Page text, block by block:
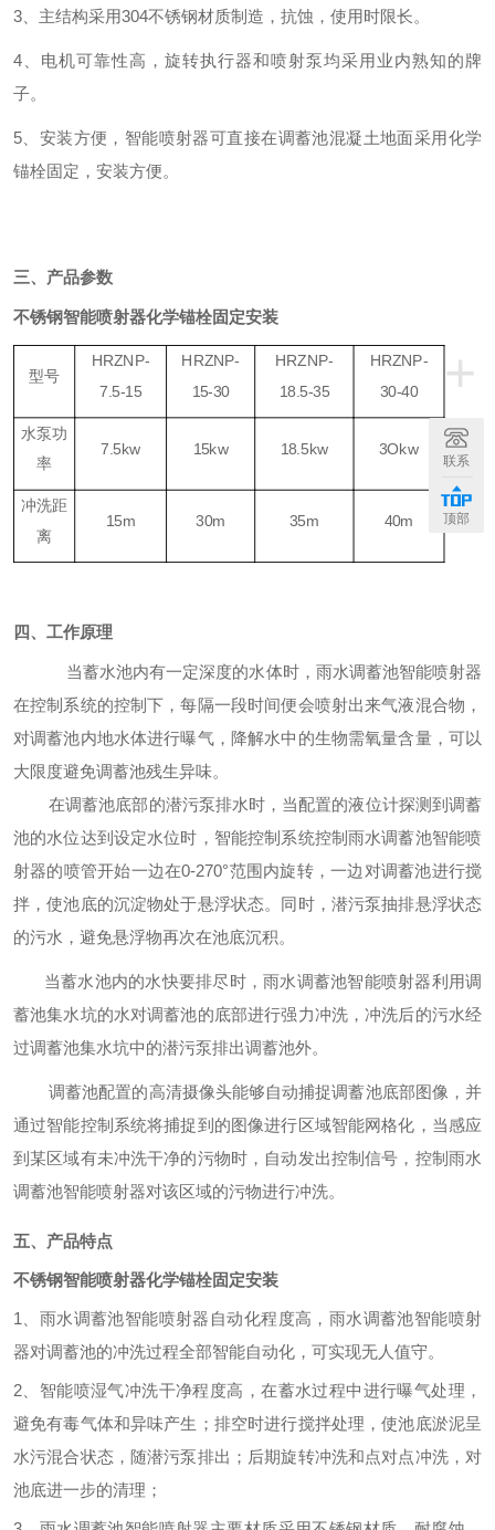
3、主结构采用304不锈钢材质制造，抗蚀，使用时限长。
4、电机可靠性高，旋转执行器和喷射泵均采用 业内熟知的牌
子。
5、安装方便，智能喷射器可直接在调蓄池混凝土地面采用化学
锚栓固定，安装方便。
三、产品参数
不锈钢智能喷射器化学锚栓固定安装
+
型号
HRZNP-
7.5-15
HRZNP-
15-30
HRZNP-
18.5-35
HRZNP-
30-40
水泵功
率
7.5kw 15kw 18.5kw 3Okw
冲洗距
离
15m 30m 35m 40m
四、工作原理
当蓄水池内有一定深度的水体时，雨水调蓄池智能喷射器
在控制系统的控制下，每隔一段时间便会喷射出来气液混合物，
对调蓄池内地水体进行曝气，降解水中的生物需氧量含量，可以
大限度避免调蓄池残生异味。
在调蓄池底部的潜污泵排水时，当配置的液位计探测到调蓄
池的水位达到设定水位时，智能控制系统控制雨水调蓄池智能喷
射器的喷管开始一边在0-270°范围内旋转，一边对调蓄池进行搅
拌，使池底的沉淀物处于悬浮状态。同时，潜污泵抽排悬浮状态
的污水，避免悬浮物再次在池底沉积。
当蓄水池内的水快要排尽时，雨水调蓄池智能喷射器利用调
蓄池集水坑的水对调蓄池的底部进行强力冲洗，冲洗后的污水经
过调蓄池集水坑中的潜污泵排出调蓄池外。
调蓄池配置的高清摄像头能够自动捕捉调蓄池底部图像，并
通过智能控制系统将捕捉到的图像进行区域智能网格化，当感应
到某区域有未冲洗干净的污物时，自动发出控制信号，控制雨水
调蓄池智能喷射器对该区域的污物进行冲洗。
五、 产品特点
不锈钢智能喷射器化学锚栓固定安装
1、雨水调蓄池智能喷射器自动化程度高，雨水调蓄池智能喷射
器对调蓄池的冲洗过程全部智能自动化，可实现无人值守。
2、智能喷湿气冲洗干净程度高，在蓄水过程中进行曝气处理，
避免有毒气体和异味产生；排空时进行搅拌处理，使池底淤泥呈
水污混合状态，随潜污泵排出；后期旋转冲洗和点对点冲洗，对
池底进一步的清理；
联系
顶部